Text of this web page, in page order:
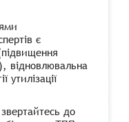
є
відновлювальна
утилізації
до